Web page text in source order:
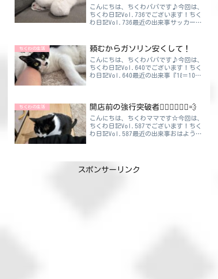
こんにちは、ちくわパパです♪今回は、
ちくわ日記Vol.736でございます！ちく
わ日記Vol.736最近の出来事サッカーワ
が48チームに拡大され、12グループに
分かれて各...
ちくわの生活 頼むからガソリン安くして！
こんにちは、ちくわパパです♪今回は、
ちくわ日記Vol.640でございます！ちく
わ日記Vol.640最近の出来事『1ℓ＝100
1ℓ170...
ちくわの生活 開店前の強行突破者🏃🏻‍♀️🏃🏻‍♂️💨
こんにちは、ちくわママです☆今回は、
ちくわ日記Vol.587でございます！ちく
わ日記Vol.587最近の出来事おはようご
かけるお客様の驚...
スポンサーリンク